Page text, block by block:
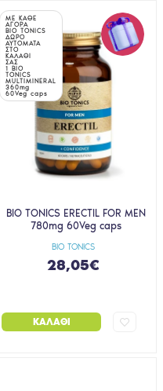
ΜΕ ΚΑΘΕ
ΑΓΟΡΑ
BIO TONICS
ΔΩΡΟ
ΑΥΤΟΜΑΤΑ
ΣΤΟ
ΚΑΛΑΘΙ
ΣΑΣ
1 BIO
TONICS
MULTIMINERAL
360mg
60Veg caps
BIO TONICS
BIO TONICS ERECTIL FOR MEN
780mg 60Veg caps
28,05€
ΚΑΛΆΘΙ